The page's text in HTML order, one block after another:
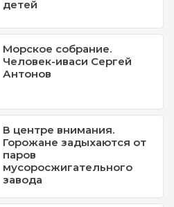
детей
Морское собрание.
Человек-иваси Сергей
Антонов
В центре внимания.
Горожане задыхаются от
паров
мусоросжигательного
завода